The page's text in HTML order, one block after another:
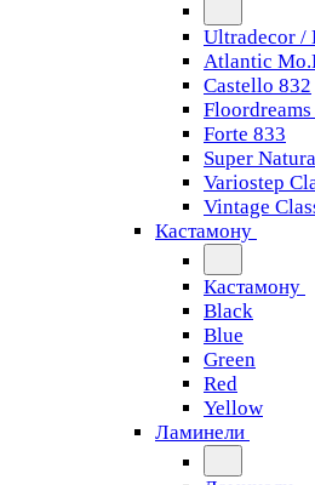
Ultradecor /
Atlantic
Castello 832
Forte 833
Super
Variostep
Vintage
Кастамону
Кастамону
Black
Blue
Green
Red
Yellow
Ламинели